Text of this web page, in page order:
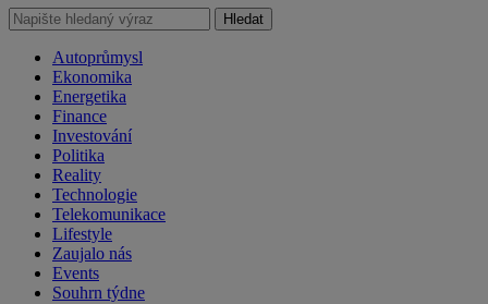
Hledat
Autoprůmysl
Ekonomika
Energetika
Finance
Investování
Politika
Reality
Technologie
Telekomunikace
Lifestyle
Zaujalo nás
Events
Souhrn týdne